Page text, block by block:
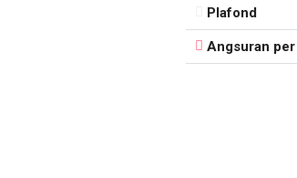
Plafond
Angsuran